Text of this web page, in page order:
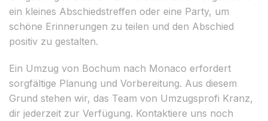
ein kleines Abschiedstreffen oder eine Party, um
schöne Erinnerungen zu teilen und den Abschied
positiv zu gestalten.
Ein Umzug von Bochum nach Monaco erfordert
sorgfältige Planung und Vorbereitung. Aus diesem
Grund stehen wir, das Team von Umzugsprofi Kranz,
dir jederzeit zur Verfügung. Kontaktiere uns noch